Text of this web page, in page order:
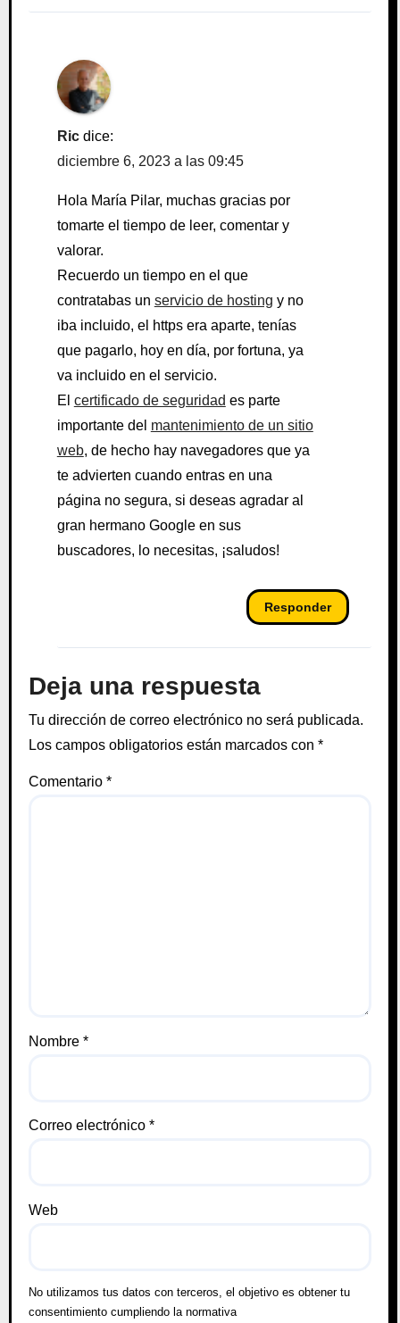
Ric dice:
diciembre 6, 2023 a las 09:45
Hola María Pilar, muchas gracias por
tomarte el tiempo de leer, comentar y
valorar.
Recuerdo un tiempo en el que
contratabas un servicio de hosting y no
iba incluido, el https era aparte, tenías
que pagarlo, hoy en día, por fortuna, ya
va incluido en el servicio.
El certificado de seguridad es parte
importante del mantenimiento de un sitio
web, de hecho hay navegadores que ya
te advierten cuando entras en una
página no segura, si deseas agradar al
gran hermano Google en sus
buscadores, lo necesitas, ¡saludos!
Responder
Deja una respuesta
Tu dirección de correo electrónico no será publicada.
Los campos obligatorios están marcados con *
Comentario *
Nombre *
Correo electrónico *
Web
No utilizamos tus datos con terceros, el objetivo es obtener tu
consentimiento cumpliendo la normativa